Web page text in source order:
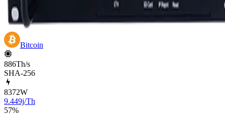
Bitcoin
886Th/s
SHA-256
8372W
9.449j/Th
57%